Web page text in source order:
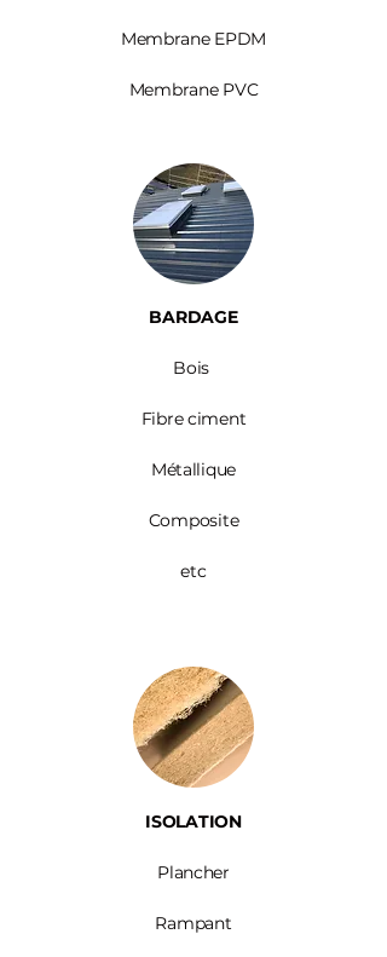
Membrane EPDM
Membrane PVC
BARDAGE​
Bois ​
Fibre ciment
Métallique
Composite
etc
ISOLATION
Plancher
Rampant